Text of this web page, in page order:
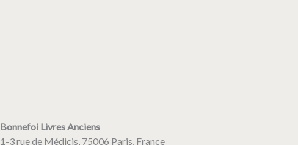
Bonnefoi Livres Anciens
1-3 rue de Médicis, 75006 Paris, France